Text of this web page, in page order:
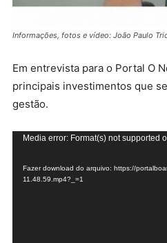
Informações, fotos e vídeo: João Paulo
Em entrevista para o Portal O
principais investimentos que
gestão.
Tocador
vídeo
Media error: Format(s) not supported
Fazer download do arquivo: https://
11.48.59.mp4?_=1